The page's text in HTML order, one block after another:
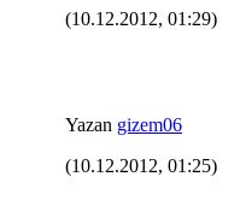
(10.12.2012, 01:29)
Yazan gizem06
(10.12.2012, 01:25)